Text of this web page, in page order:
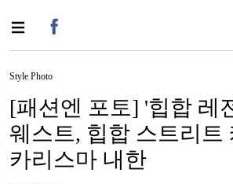
Style Photo
[패션엔 포토] '힙합 레
웨스트, 힙합 스트리트
카리스마 내한